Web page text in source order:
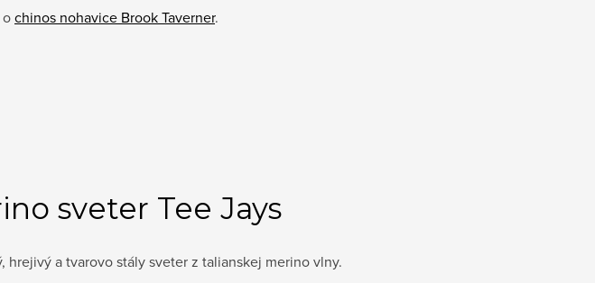
chinos nohavice Brook Taverner.
sveter Tee Jays
hrejivý a tvarovo stály sveter z talianskej merino vlny.